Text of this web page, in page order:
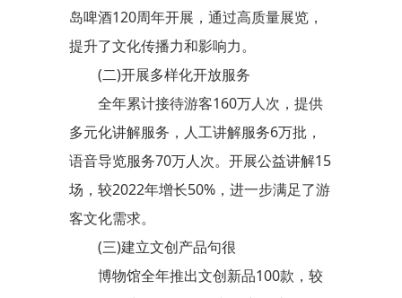
岛啤酒120周年开展，通过高质量展览，
提升了文化传播力和影响力。
(二)开展多样化开放服务
全年累计接待游客160万人次，提供
多元化讲解服务，人工讲解服务6万批，
语音导览服务70万人次。开展公益讲解15
场，较2022年增长50%，进一步满足了游
客文化需求。
(三)建立文创产品句很
博物馆全年推出文创新品100款，较